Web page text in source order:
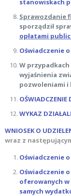
stanowiskach
Sprawozdanie
sporządził
opłatami
Oświadczenie
W
wyjaśnienia
pozwoleniami i
WYKAZ
WNIOSEK O
wraz z
Oświadczenie
Oświadczenie
oferowanych w
samych